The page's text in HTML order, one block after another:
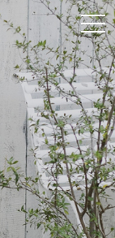
t
o
g
g
l
e
n
a
v
i
t
o
g
g
l
e
n
a
v
i